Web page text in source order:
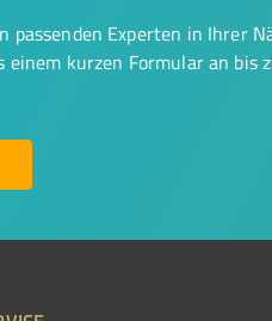
passenden Experten in Ihrer
kurzen Formular an bis